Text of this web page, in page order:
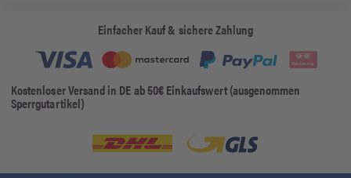
Einfacher Kauf & sichere Zahlung
Kostenloser Versand in DE ab 50€ Einkaufswert (ausgenommen
Sperrgutartikel)